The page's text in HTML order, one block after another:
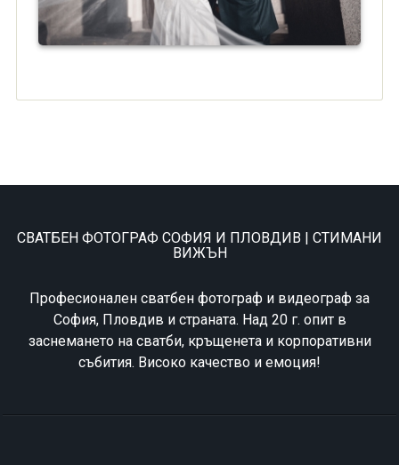
СВАТБЕН ФОТОГРАФ СОФИЯ И ПЛОВДИВ | СТИМАНИ
ВИЖЪН
Професионален сватбен фотограф и видеограф за
София, Пловдив и страната. Над 20 г. опит в
заснемането на сватби, кръщенета и корпоративни
събития. Високо качество и емоция!